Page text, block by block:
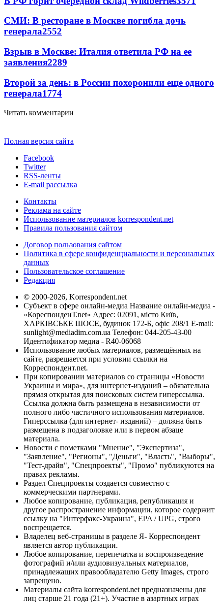
СМИ: В ресторане в Москве погибла дочь
генерала2552
Взрыв в Москве: Италия ответила РФ на ее
заявления2289
Второй за день: в России похоронили еще одного
генерала1774
Читать комментарии
Полная версия сайта
Facebook
Twitter
RSS-ленты
E-mail рассылка
Контакты
Реклама на сайте
Использование материалов korrespondent.net
Правила пользования сайтом
Договор пользования сайтом
Политика в сфере конфиденциальности и персональных
данных
Пользовательское соглашение
Редакция
© 2000-2026, Korrespondent.net
Субъект в сфере онлайн-медиа Название онлайн-медиа -
«КореспонденТ.net» Адрес: 02091, місто Київ,
ХАРКІВСЬКЕ ШОСЕ, будинок 172-Б, офіс 208/1 E-mail:
sunlight@mediadim.com.ua Телефон: 044-205-43-00
Идентификатор медиа - R40-06068
Использование любых материалов, размещённых на
сайте, разрешается при условии ссылки на
Корреспондент.net.
При копировании материалов со страницы «Новости
Украины и мира», для интернет-изданий – обязательна
прямая открытая для поисковых систем гиперссылка.
Ссылка должна быть размещена в независимости от
полного либо частичного использования материалов.
Гиперссылка (для интернет- изданий) – должна быть
размещена в подзаголовке или в первом абзаце
материала.
Новости с пометками "Мнение", "Экспертиза",
"Заявление", "Регионы", "Деньги", "Власть", "Выборы",
"Тест-драйв", "Спецпроекты", "Промо" публикуются на
правах рекламы.
Раздел Спецпроекты создается совместно с
коммерческими партнерами.
Любое копирование, публикация, републикация и
другое распространение информации, которое содержит
ссылку на "Интерфакс-Украина", EPA / UPG, строго
воспрещается.
Владелец веб-страницы в разделе Я- Корреспондент
является автор публикации.
Любое копирование, перепечатка и воспроизведение
фотографий и/или аудиовизуальных материалов,
принадлежащих правообладателю Getty Images, строго
запрещено.
Материалы сайта korrespondent.net предназначены для
лиц старше 21 года (21+). Участие в азартных играх